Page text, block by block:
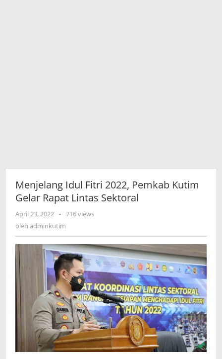
Menjelang Idul Fitri 2022, Pemkab Kutim
Gelar Rapat Lintas Sektoral
April 23, 2022 oleh
adminkutim
- 716 views
oleh adminkutim